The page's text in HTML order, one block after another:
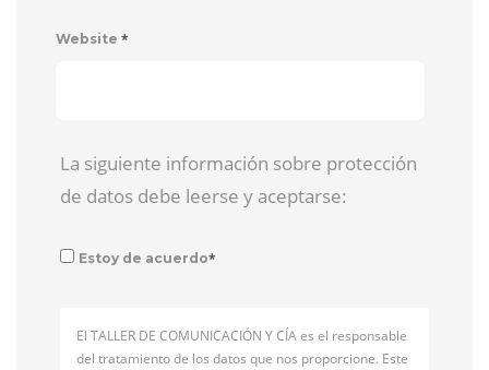
Website *
La siguiente información sobre protección
de datos debe leerse y aceptarse:
Estoy de acuerdo*
El TALLER DE COMUNICACIÓN Y CÍA es el responsable
del tratamiento de los datos que nos proporcione. Este